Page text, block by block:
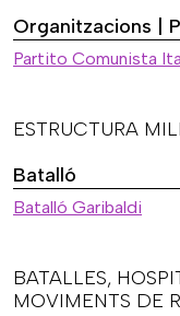
Organitzacions |
Partito Comunista
ESTRUCTURA
Batalló
Batalló Garibaldi
BATALLES,
MOVIMENTS DE